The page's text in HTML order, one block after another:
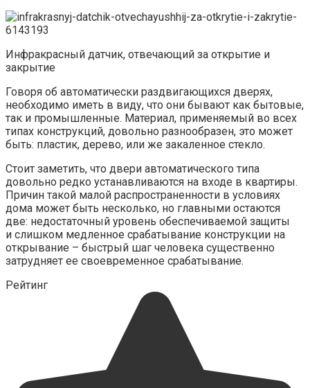
Инфракрасный датчик, отвечающий за открытие и
закрытие
Говоря об автоматически раздвигающихся дверях,
необходимо иметь в виду, что они бывают как бытовые,
так и промышленные. Материал, применяемый во всех
типах конструкций, довольно разнообразен, это может
быть: пластик, дерево, или же закаленное стекло.
Стоит заметить, что двери автоматического типа
довольно редко устанавливаются на входе в квартиры.
Причин такой малой распространенности в условиях
дома может быть несколько, но главными остаются
две: недостаточный уровень обеспечиваемой защиты
и слишком медленное срабатывание конструкции на
открывание – быстрый шаг человека существенно
затрудняет ее своевременное срабатывание.
Рейтинг